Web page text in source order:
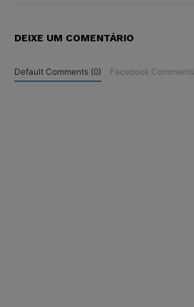
DEIXE UM COMENTÁRIO
Default Comments (0) Facebook Comments